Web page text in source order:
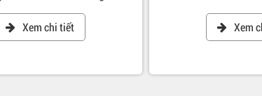
Xem chi tiết Xem